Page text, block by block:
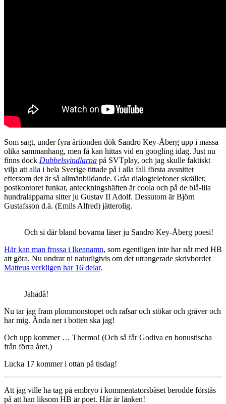
Som sagt, under fyra årtionden dök Sandro Key-Åberg upp i massa
olika sammanhang, men få kan hittas vid en googling idag. Just nu
finns dock Dubbelsvindlarna på SVTplay, och jag skulle faktiskt
vilja att alla i hela Sverige tittade på i alla fall första avsnittet
eftersom det är så allmänbildande. Gråa dialogtelefoner skräller,
postkontoret funkar, anteckningshäften är coola och på de blå-lila
hundralapparna sitter ju Gustav II Adolf. Dessutom är Björn
Gustafsson d.ä. (Emils Alfred) jätterolig.
Och si där bland bovarna läser ju Sandro Key-Åberg poesi!
Här kan man frossa i Ikeanamn, som egentligen inte har nåt med HB
att göra. Nu undrar ni naturligtvis om det utrangerade skrivbordet
Matteus verkligen har 16 delar.
Jahadå!
Nu tar jag fram plommonstopet och rafsar och stökar och gräver och
har mig. Ända ner i botten ska jag!
Och upp kommer … Thermo! (Och så får Godiva en bonustischa
från förra året.)
Lucka 17 kommer i ottan på tisdag!
Att jag ville ha tag på embryo i kommentatorsbåset berodde förstås
på att han liksom HB är poet. Här är länken!